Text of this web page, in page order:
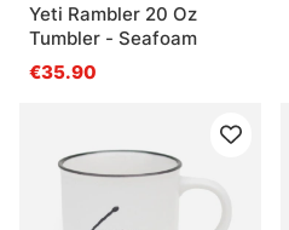
Yeti Rambler 20 Oz
Tumbler - Seafoam
€35.90